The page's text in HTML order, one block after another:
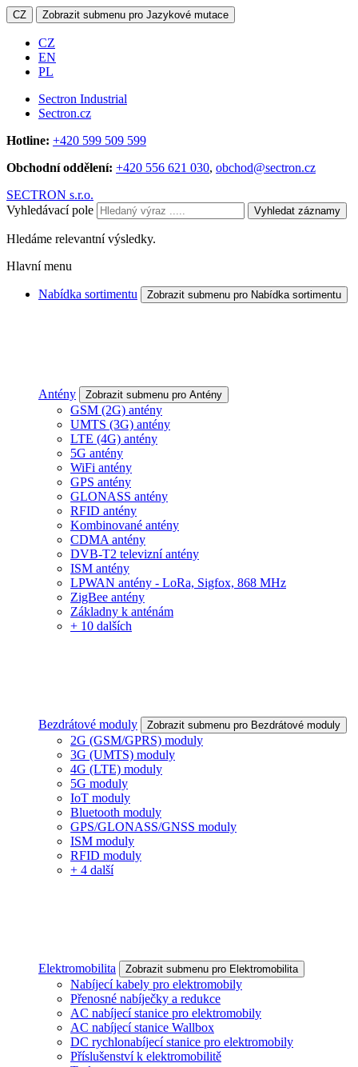
CZ Zobrazit submenu pro Jazykové mutace
CZ
EN
PL
Sectron Industrial
Sectron.cz
Hotline: +420 599 509 599
Obchodní oddělení: +420 556 621 030, obchod@sectron.cz
SECTRON s.r.o.
Vyhledávací pole
Vyhledat záznamy
Hledáme relevantní výsledky.
Hlavní menu
Nabídka sortimentu Zobrazit submenu pro Nabídka sortimentu
Antény Zobrazit submenu pro Antény
GSM (2G) antény
UMTS (3G) antény
LTE (4G) antény
5G antény
WiFi antény
GPS antény
GLONASS antény
RFID antény
Kombinované antény
CDMA antény
DVB-T2 televizní antény
ISM antény
LPWAN antény - LoRa, Sigfox, 868 MHz
ZigBee antény
Základny k anténám
+ 10 dalších
Bezdrátové moduly Zobrazit submenu pro Bezdrátové moduly
2G (GSM/GPRS) moduly
3G (UMTS) moduly
4G (LTE) moduly
5G moduly
IoT moduly
Bluetooth moduly
GPS/GLONASS/GNSS moduly
ISM moduly
RFID moduly
+ 4 další
Elektromobilita Zobrazit submenu pro Elektromobilita
Nabíjecí kabely pro elektromobily
Přenosné nabíječky a redukce
AC nabíjecí stanice pro elektromobily
AC nabíjecí stanice Wallbox
DC rychlonabíjecí stanice pro elektromobily
Příslušenství k elektromobilitě